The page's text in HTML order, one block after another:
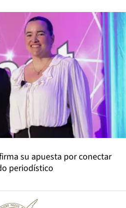
su apuesta por conectar
periodístico